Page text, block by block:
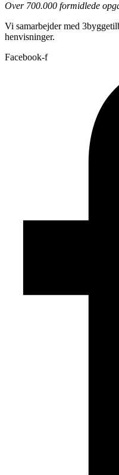
Over 700.000 formidlede
Vi samarbejder med
henvisninger.
Facebook-f